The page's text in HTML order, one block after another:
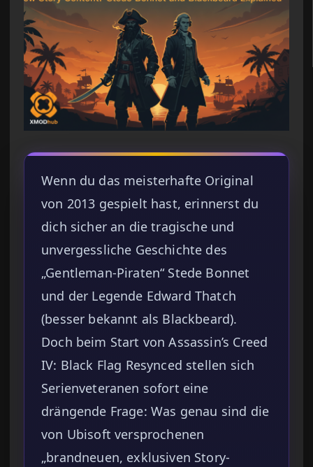
Wenn du das meisterhafte Original
von 2013 gespielt hast, erinnerst du
dich sicher an die tragische und
unvergessliche Geschichte des
„Gentleman-Piraten“ Stede Bonnet
und der Legende Edward Thatch
(besser bekannt als Blackbeard).
Doch beim Start von Assassin’s Creed
IV: Black Flag Resynced stellen sich
Serienveteranen sofort eine
drängende Frage: Was genau sind die
von Ubisoft versprochenen
„brandneuen, exklusiven Story-